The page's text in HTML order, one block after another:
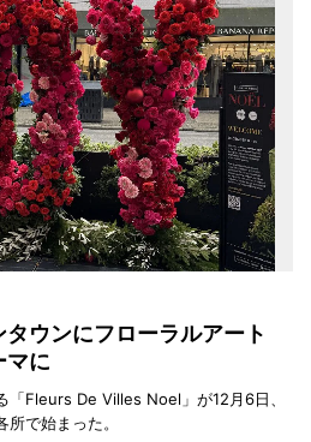
タウンにフローラルアート
マに
「Fleurs De Villes Noel」が12月6日、
で始まった。